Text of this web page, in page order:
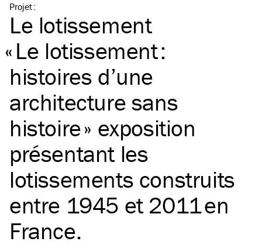
Projet:
Le lotissement
«Le lotissement :
histoires d’une
architecture sans
histoire » exposition
présentant les
lotissements construits
entre 1945 et 2011 en
France.